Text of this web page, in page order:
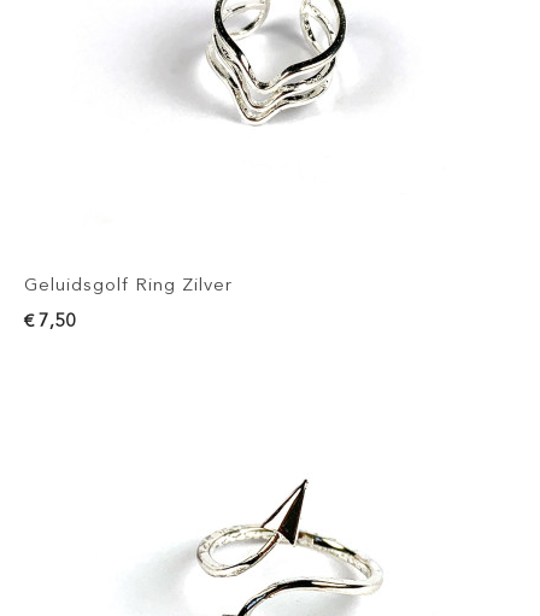
Geluidsgolf Ring Zilver
€ 7,50